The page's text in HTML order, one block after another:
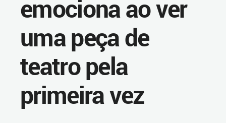
emociona ao ver
uma peça de
teatro pela
primeira vez